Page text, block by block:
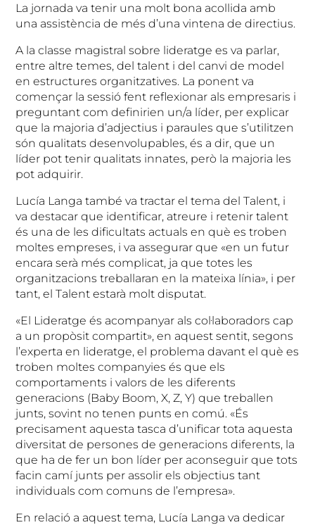
La jornada va tenir una molt bona acollida amb
una assistència de més d’una vintena de directius.
A la classe magistral sobre lideratge es va parlar,
entre altre temes, del talent i del canvi de model
en estructures organitzatives. La ponent va
començar la sessió fent reflexionar als empresaris i
preguntant com definirien un/a líder, per explicar
que la majoria d’adjectius i paraules que s’utilitzen
són qualitats desenvolupables, és a dir, que un
líder pot tenir qualitats innates, però la majoria les
pot adquirir.
Lucía Langa també va tractar el tema del Talent, i
va destacar que identificar, atreure i retenir talent
és una de les dificultats actuals en què es troben
moltes empreses, i va assegurar que «en un futur
encara serà més complicat, ja que totes les
organitzacions treballaran en la mateixa línia», i per
tant, el Talent estarà molt disputat.
«El Lideratge és acompanyar als col·laboradors cap
a un propòsit compartit», en aquest sentit, segons
l’experta en lideratge, el problema davant el què es
troben moltes companyies és que els
comportaments i valors de les diferents
generacions (Baby Boom, X, Z, Y) que treballen
junts, sovint no tenen punts en comú. «És
precisament aquesta tasca d’unificar tota aquesta
diversitat de persones de generacions diferents, la
que ha de fer un bon líder per aconseguir que tots
facin camí junts per assolir els objectius tant
individuals com comuns de l’empresa».
En relació a aquest tema, Lucía Langa va dedicar